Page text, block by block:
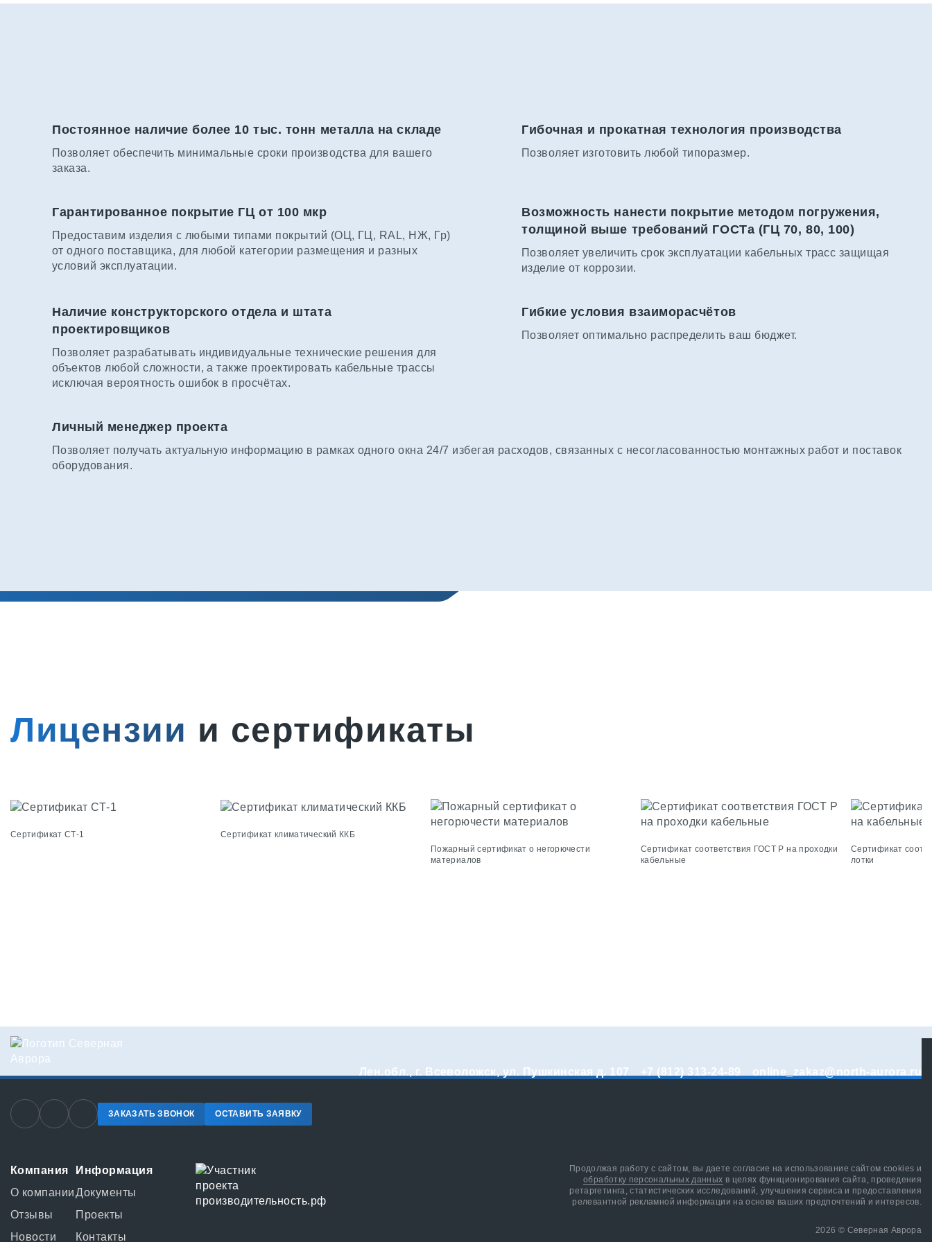
Постоянное наличие более 10 тыс. тонн металла на складе
Позволяет обеспечить минимальные сроки производства для вашего
заказа.
Гибочная и прокатная технология производства
Позволяет изготовить любой типоразмер.
Гарантированное покрытие ГЦ от 100 мкр
Предоставим изделия с любыми типами покрытий (ОЦ, ГЦ, RAL, НЖ, Гр)
от одного поставщика, для любой категории размещения и разных
условий эксплуатации.
Возможность нанести покрытие методом погружения,
толщиной выше требований ГОСТа (ГЦ 70, 80, 100)
Позволяет увеличить срок эксплуатации кабельных трасс защищая
изделие от коррозии.
Наличие конструкторского отдела и штата
проектировщиков
Позволяет разрабатывать индивидуальные технические решения для
объектов любой сложности, а также проектировать кабельные трассы
исключая вероятность ошибок в просчётах.
Гибкие условия взаиморасчётов
Позволяет оптимально распределить ваш бюджет.
Личный менеджер проекта
Позволяет получать актуальную информацию в рамках одного окна 24/7 избегая расходов, связанных с несогласованностью монтажных работ и поставок
оборудования.
Лицензии и сертификаты
Сертификат СТ-1
Сертификат климатический ККБ
Пожарный сертификат о негорючести
материалов
Сертификат соответствия ГОСТ Р на проходки
кабельные
Сертификат
лотки
Лен.обл., г. Всеволожск, ул. Пушкинская д. 107 +7 (812) 313-24-89 online_zakaz@north-aurora.ru
ЗАКАЗАТЬ ЗВОНОК ОСТАВИТЬ ЗАЯВКУ
Компания
О компании
Отзывы
Новости
Информация
Документы
Проекты
Контакты
Продолжая работу с сайтом, вы даете согласие на использование сайтом cookies и
обработку персональных данных в целях функционирования сайта, проведения
ретаргетинга, статистических исследований, улучшения сервиса и предоставления
релевантной рекламной информации на основе ваших предпочтений и интересов.
2026 © Северная Аврора